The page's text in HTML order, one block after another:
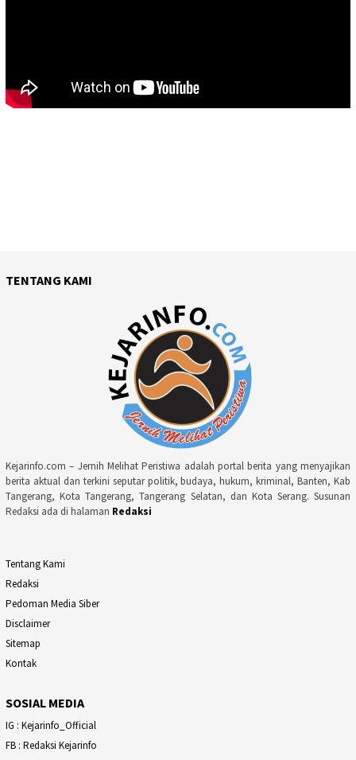
TENTANG KAMI
Kejarinfo.com – Jernih Melihat Peristiwa adalah portal berita yang menyajikan
berita aktual dan terkini seputar politik, budaya, hukum, kriminal, Banten, Kab
Tangerang, Kota Tangerang, Tangerang Selatan, dan Kota Serang. Susunan
Redaksi ada di halaman Redaksi
Tentang Kami
Redaksi
Pedoman Media Siber
Disclaimer
Sitemap
Kontak
SOSIAL MEDIA
IG : Kejarinfo_Official
FB : Redaksi Kejarinfo